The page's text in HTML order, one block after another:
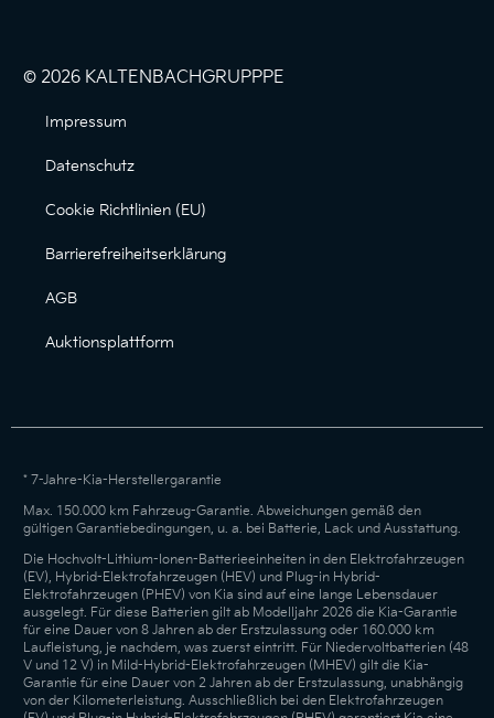
© 2026 KALTENBACHGRUPPPE
Impressum
Datenschutz
Cookie Richtlinien (EU)
Barrierefreiheitserklärung
AGB
Auktionsplattform
* 7-Jahre-Kia-Herstellergarantie
Max. 150.000 km Fahrzeug-Garantie. Abweichungen gemäß den
gültigen Garantiebedingungen, u. a. bei Batterie, Lack und Ausstattung.
Die Hochvolt-Lithium-Ionen-Batterieeinheiten in den Elektrofahrzeugen
(EV), Hybrid-Elektrofahrzeugen (HEV) und Plug-in Hybrid-
Elektrofahrzeugen (PHEV) von Kia sind auf eine lange Lebensdauer
ausgelegt. Für diese Batterien gilt ab Modelljahr 2026 die Kia-Garantie
für eine Dauer von 8 Jahren ab der Erstzulassung oder 160.000 km
Laufleistung, je nachdem, was zuerst eintritt. Für Niedervoltbatterien (48
V und 12 V) in Mild-Hybrid-Elektrofahrzeugen (MHEV) gilt die Kia-
Garantie für eine Dauer von 2 Jahren ab der Erstzulassung, unabhängig
von der Kilometerleistung. Ausschließlich bei den Elektrofahrzeugen